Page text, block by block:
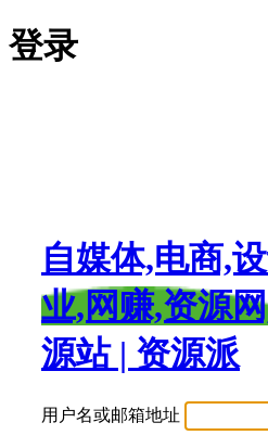
登录
自媒体,电商,
业,网赚,资源
源站 | 资源派
用户名或邮箱地址